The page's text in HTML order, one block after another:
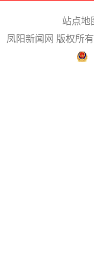
站点地
凤阳新闻网 版权所